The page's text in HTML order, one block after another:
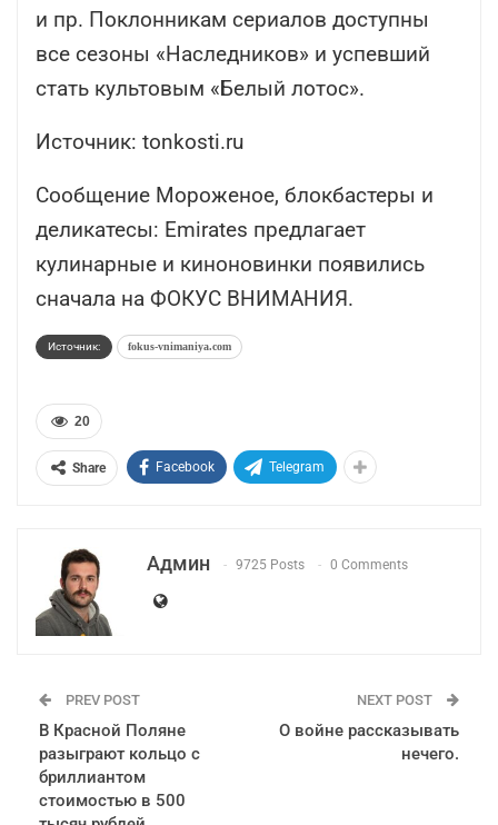
и пр. Поклонникам сериалов доступны
все сезоны «Наследников» и успевший
стать культовым «Белый лотос».
Источник: tonkosti.ru
Сообщение Мороженое, блокбастеры и
деликатесы: Emirates предлагает
кулинарные и киноновинки появились
сначала на ФОКУС ВНИМАНИЯ.
Источник: fokus-vnimaniya.com
20
Share Facebook Telegram
Админ 9725 Posts 0 Comments
PREV POST
В Красной Поляне
разыграют кольцо с
бриллиантом
стоимостью в 500
NEXT POST
О войне рассказывать
нечего.